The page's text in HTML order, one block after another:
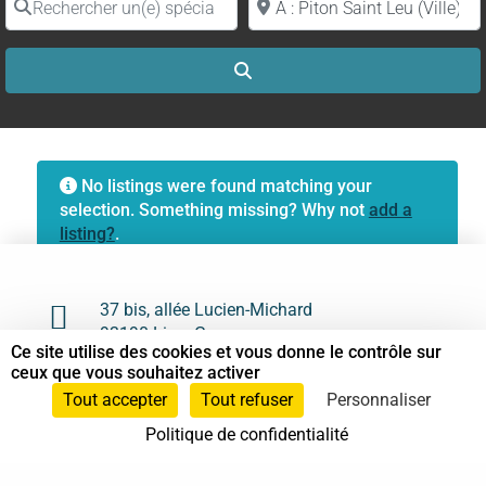
No listings were found matching your
selection. Something missing? Why not add a
listing?.

37 bis, allée Lucien-Michard
93190 Livry-Gargan
 06 61 87 28 09
Nous contacter
Ce site utilise des cookies et vous donne le contrôle sur
ceux que vous souhaitez activer
Tout accepter
Tout refuser
Personnaliser
Politique de confidentialité